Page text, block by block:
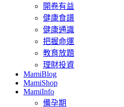
開卷有益
健康食譜
健康通識
把握命運
教育放題
理財投資
MamiBlog
MamiShop
MamiInfo
備孕期